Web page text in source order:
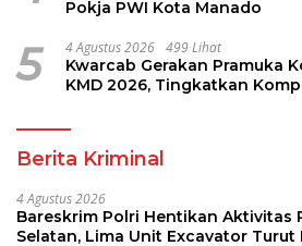
Pokja PWI Kota Manado
5 4 Agustus 2026 499 Lihat
Kwarcab Gerakan Pramuka
KMD 2026, Tingkatkan
Berita Kriminal
4 Agustus 2026
Bareskrim Polri Hentikan Aktivitas
Selatan, Lima Unit Excavator Turut